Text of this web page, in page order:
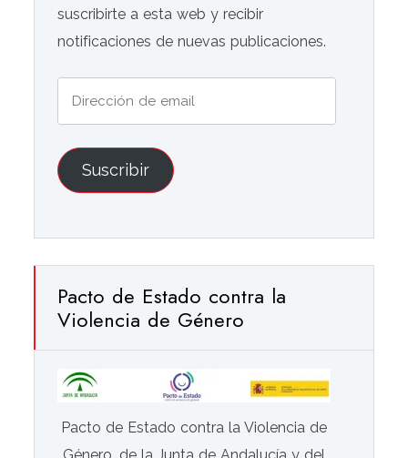
suscribirte a esta web y recibir
notificaciones de nuevas publicaciones.
email
Suscribir
Pacto de Estado contra la
Violencia de Género
Pacto de Estado contra la Violencia de